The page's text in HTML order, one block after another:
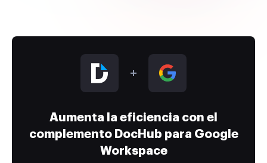
Aumenta la eficiencia con el
complemento DocHub para Google
Workspace